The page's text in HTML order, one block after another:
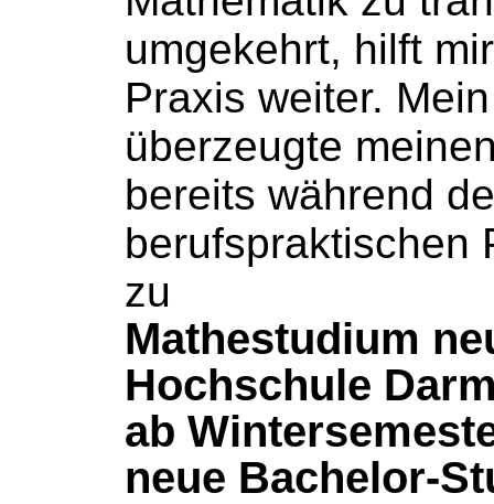
umgekehrt, hilft
Praxisweiter.
überzeugte
bereits während
berufspraktischen
zu
Mathestudium
Hochschule
ab
neue Bachelor-